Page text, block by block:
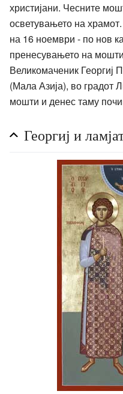
христијани. Чесните
осветувањето на
на 16 ноември - по нов
пренесувањето на
Великомаченик Георгиј
(Мала Азија), во градот
мошти и денес таму
Георгиј и